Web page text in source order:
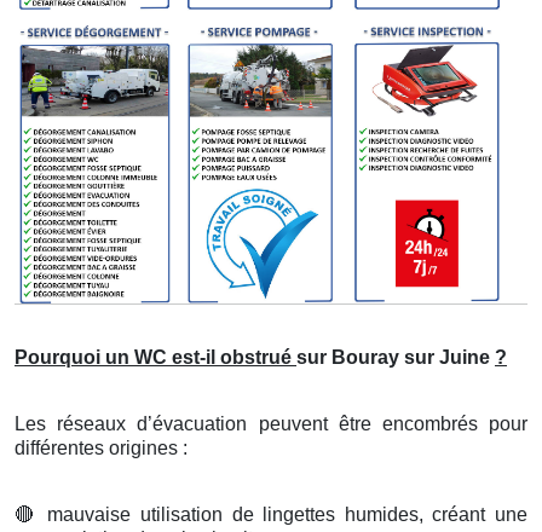
Pourquoi un WC est-il obstrué sur Bouray sur Juine ?
Les réseaux d’évacuation peuvent être encombrés pour
différentes origines :
🔴
mauvaise utilisation de lingettes humides, créant une